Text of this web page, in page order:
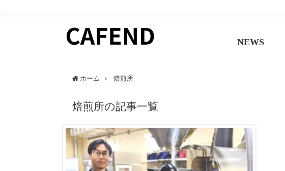
NEWS
ホーム 焙煎所
焙煎所の記事一覧